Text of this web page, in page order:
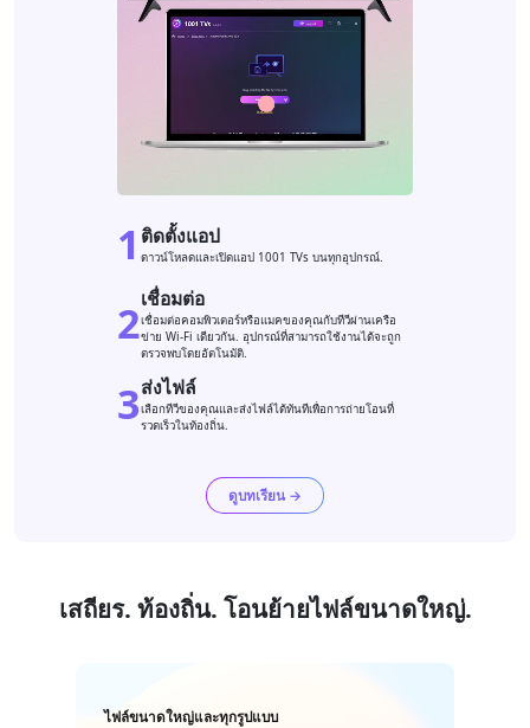
1 ติดตั้งแอป
ดาวน์โหลดและเปิดแอป 1001 TVs บนทุกอุปกรณ์.
2เชื่อมต่อ
เชื่อมต่อคอมพิวเตอร์หรือแมคของคุณกับทีวีผ่านเครือ
ข่าย Wi-Fi เดียวกัน. อุปกรณ์ที่สามารถใช้งานได้จะถูก
ตรวจพบโดยอัตโนมัติ.
3ส่งไฟล์
เลือกทีวีของคุณและส่งไฟล์ได้ทันทีเพื่อการถ่ายโอนที่
รวดเร็วในท้องถิ่น.
ดูบทเรียน →
เสถียร. ท้องถิ่น. โอนย้ายไฟล์ขนาดใหญ่.
ไฟล์ขนาดใหญ่และทุกรูปแบบ